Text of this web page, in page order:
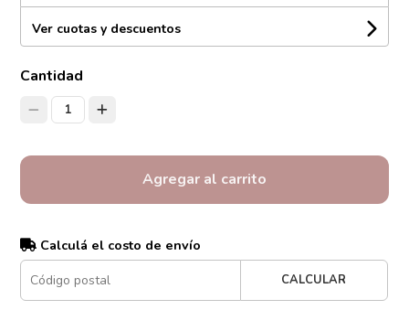
Ver cuotas y descuentos
Cantidad
1
Agregar al carrito
Calculá el costo de envío
CALCULAR